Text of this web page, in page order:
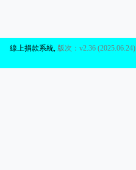
線上捐款系統 版次：v2.36 (2025.06.24)